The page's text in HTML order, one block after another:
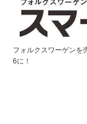
フォルクスワーゲンを
6に！